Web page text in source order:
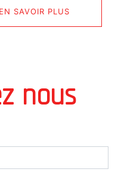
EN SAVOIR PLUS
nous